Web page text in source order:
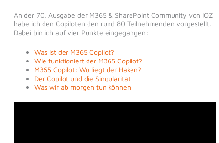
An der 70. Ausgabe der M365 & SharePoint Community von IOZ
habe ich den Copiloten den rund 80 Teilnehmenden vorgestellt.
Dabei bin ich auf vier Punkte eingegangen:
Was ist der M365 Copilot?
Wie funktioniert der M365 Copilot?
M365 Copilot: Wo liegt der Haken?
Der Copilot und die Singularität
Was wir ab morgen tun können